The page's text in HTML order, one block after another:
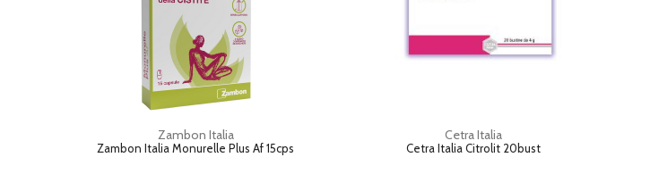
Zambon Italia
Zambon Italia Monurelle Plus Af 15cps
Cetra Italia
Cetra Italia Citrolit 20bust